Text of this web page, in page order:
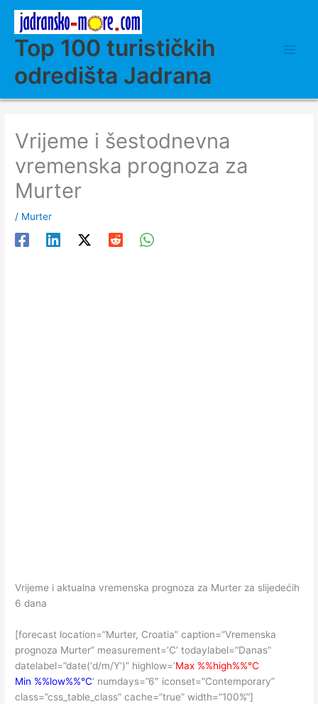
contentTop 100 turističkih
odredišta Jadrana
Vrijeme i šestodnevna
vremenska prognoza za
Murter
/ Murter
Vrijeme i aktualna vremenska prognoza za Murter za slijedećih
6 dana
[forecast location=”Murter, Croatia” caption=”Vremenska
prognoza Murter” measurement=’C’ todaylabel=”Danas”
datelabel=”date(‘d/m/Y’)” highlow=’Max %%high%%°C
Min %%low%%°C‘ numdays=”6″ iconset=”Contemporary”
class=”css_table_class” cache=”true” width=”100%”]